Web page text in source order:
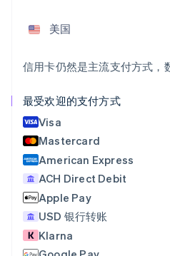
信用卡仍然是主流支付方式，
最受欢迎的支付方式
Visa
Mastercard
American Express
ACH Direct Debit
Apple Pay
USD 银行转账
Klarna
奥地利
Deutsch
English
保加利亚
English
比利时
Nederlands Français
波兰
English
丹麦
English
德国
Deutsch
法国